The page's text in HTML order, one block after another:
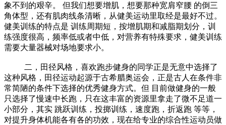
象不到的艰辛。 但我们想要增肌，想要那种宽肩窄腰 的倒三
角体型，还有肌肉线条清晰，从健美运动里取经是最好不过。
健美训练的特点是 训练周期短，按增肌期和减脂期划分，训
练强度很高，频率低或者中低，对营养有特殊要求，健美训练
需要大量器械对场地要求小。
二，田径风格，喜欢跑步健身的同学正是无意中选择了
这种风格，田径运动起源于古希腊奥运会，正是古人在条件非
常简陋的条件下选择的优秀健身方式。但 目前做健身的一般
只选择了慢速中长跑，只在这丰富的资源里拿走了微不足道一
小部分，其实 跳跃训练，投掷训练，速度跑，折返跑 等等，
对提升身体机能各有各的功效，现在给专业的综合性运动员做